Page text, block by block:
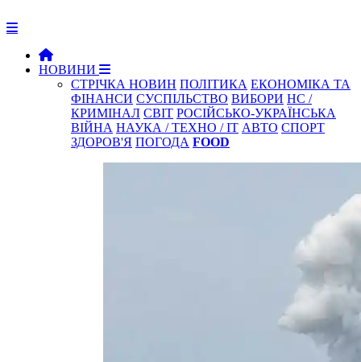
НОВИНИ
СТРІЧКА НОВИН ПОЛІТИКА ЕКОНОМІКА ТА
ФІНАНСИ СУСПІЛЬСТВО ВИБОРИ НС /
КРИМІНАЛ СВІТ РОСІЙСЬКО-УКРАЇНСЬКА
ВІЙНА НАУКА / ТЕХНО / IT АВТО СПОРТ
ЗДОРОВ'Я ПОГОДА FOOD